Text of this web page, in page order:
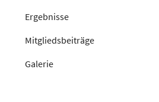
Ergebnisse
Mitgliedsbeiträge
Galerie